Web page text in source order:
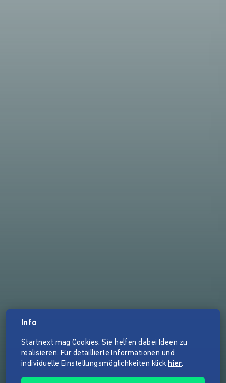
Info
Startnext mag Cookies. Sie helfen dabei Ideen zu
realisieren. Für detaillierte Informationen und
individuelle Einstellungsmöglichkeiten klick hier.